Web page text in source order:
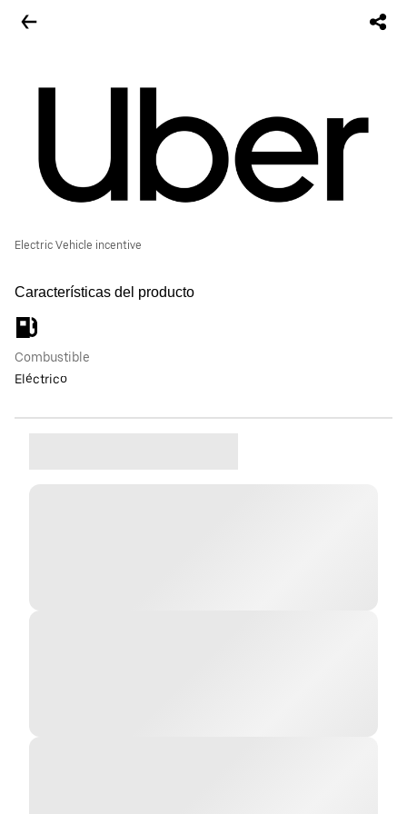
Electric Vehicle incentive
Características del producto
Combustible
Eléctrico